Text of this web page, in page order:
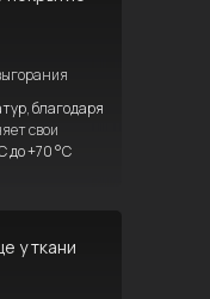
благодаря
свои
до +70 °C
у ткани